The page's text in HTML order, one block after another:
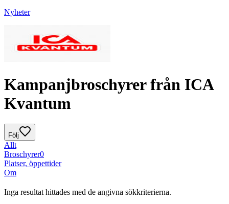
Nyheter
Kampanjbroschyrer från ICA
Kvantum
Följ
Allt
Broschyrer0
Platser, öppettider
Om
Inga resultat hittades med de angivna sökkriterierna.